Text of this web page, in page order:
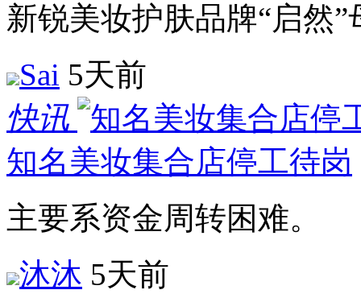
新锐美妆护肤品牌“启然
Sai 5天前
快讯
知名美妆集合店停工待岗
主要系资金周转困难。
沐沐 5天前